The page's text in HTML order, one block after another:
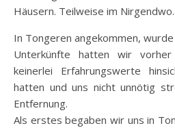
Häusern. Teilweise im Nirgendwo.
In Tongeren angekommen,
Unterkünfte hatten wir
keinerlei Erfahrungswerte
hatten und uns nicht unnötig
Entfernung.
Als erstes begaben wir uns in